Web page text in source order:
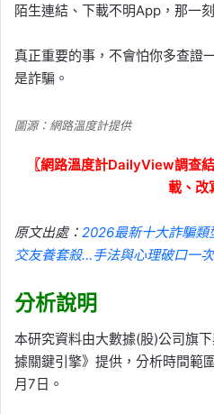
陌生連結、下載不明App，那一
真正重要的事，不會怕你多查證
是詐騙。
圖源：網路溫度計提供
〖網路溫度計DailyView調查
載、改
原文出處： 2026最新十大詐騙類
交友養套殺…手法與心理破口一
分析說明
本研究資料由大數據(股)公司旗
據關鍵引擎》提供，分析時間範
月7日。